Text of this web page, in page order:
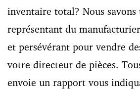
inventaire total? Nous savons
représentant du
et persévérant pour vendre
votre directeur de pièces.
envoie un rapport vous